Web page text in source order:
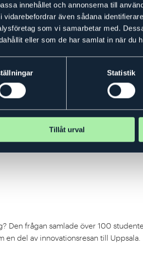
innehållet och annonserna till
även sådana
som vi samarbetar med.
eller som de har samlat in när du
Statistik
Tillåt urval
i samarbete med H.K.H. Prins
Den frågan samlade över 100
en del av innovationsresan till Uppsala.